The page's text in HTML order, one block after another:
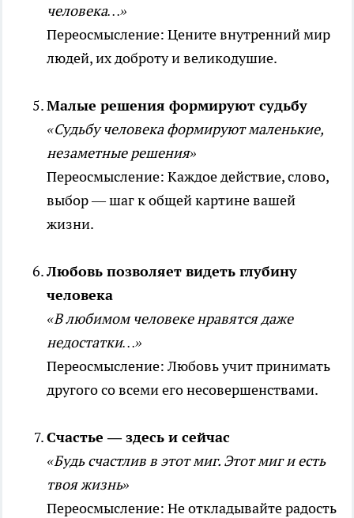
человека…»
Переосмысление: Цените внутренний мир
людей, их доброту и великодушие.
Малые решения формируют судьбу
«Судьбу человека формируют маленькие,
незаметные решения»
Переосмысление: Каждое действие, слово,
выбор — шаг к общей картине вашей
жизни.
Любовь позволяет видеть глубину
человека
«В любимом человеке нравятся даже
недостатки…»
Переосмысление: Любовь учит принимать
другого со всеми его несовершенствами.
Счастье — здесь и сейчас
«Будь счастлив в этот миг. Этот миг и есть
твоя жизнь»
Переосмысление: Не откладывайте радость